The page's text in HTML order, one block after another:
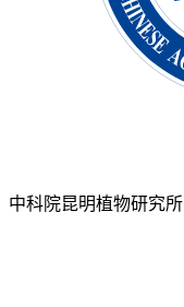
中科院昆明植物研究所